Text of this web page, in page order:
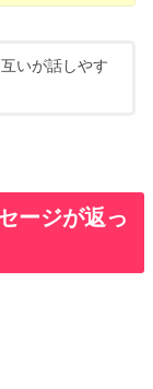
いが話しやす
ージが返っ